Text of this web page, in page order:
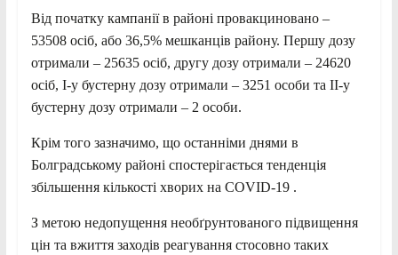
Від початку кампанії в районі провакциновано –
53508 осіб, або 36,5% мешканців району. Першу дозу
отримали – 25635 осіб, другу дозу отримали – 24620
осіб, І-у бустерну дозу отримали – 3251 особи та ІІ-у
бустерну дозу отримали – 2 особи.
Крім того зазначимо, що останніми днями в
Болградському районі спостерігається тенденція
збільшення кількості хворих на COVID-19 .
З метою недопущення необґрунтованого підвищення
цін та вжиття заходів реагування стосовно таких